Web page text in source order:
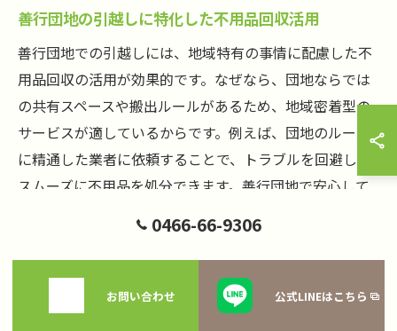
善行団地の引越しに特化した不用品回収活用
善行団地での引越しには、地域特有の事情に配慮した不
用品回収の活用が効果的です。なぜなら、団地ならでは
の共有スペースや搬出ルールがあるため、地域密着型の
サービスが適しているからです。例えば、団地のルール
に精通した業者に依頼することで、トラブルを回避し、
スムーズに不用品を処分できます。善行団地で安心して
スの活用が重要です。
新しい暮らしへ導く不用品回収の
0466-66-9306
お問い合わせ 公式LINEはこちら